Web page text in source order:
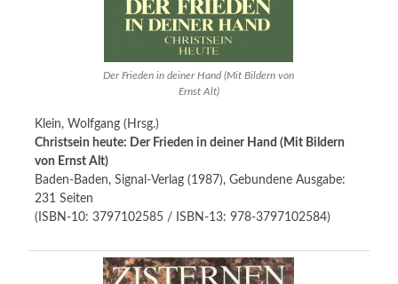
Der Frieden in deiner Hand (Mit Bildern von
Ernst Alt)
Klein, Wolfgang (Hrsg.)
Christsein heute: Der Frieden in deiner Hand (Mit Bildern
von Ernst Alt)
Baden-Baden, Signal-Verlag (1987), Gebundene Ausgabe:
231 Seiten
(ISBN-10: 3797102585 / ISBN-13: 978-3797102584)